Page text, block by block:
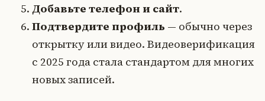
Добавьте телефон и сайт.
Подтвердите профиль — обычно через
открытку или видео. Видеоверификация
с 2025 года стала стандартом для многих
новых записей.